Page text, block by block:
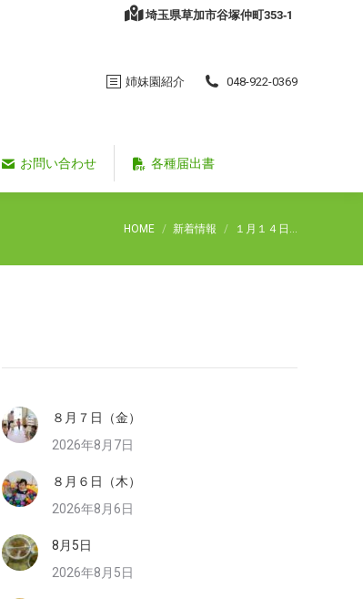
埼玉県草加市谷塚仲町353‐1
姉妹園紹介 048-922-0369
お問い合わせ 各種届出書
You are here:
HOME 新着情報 １月１４日…
８月７日（金）
2026年8月7日
８月６日（木）
2026年8月6日
8月5日
2026年8月5日